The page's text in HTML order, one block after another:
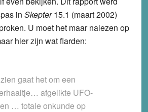
in Skepter15.1 (maart 2002)
U moet het maar nalezen op
hier zijn wat flarden:
gaat het om een
afgelikte UFO-
… totale onkunde op